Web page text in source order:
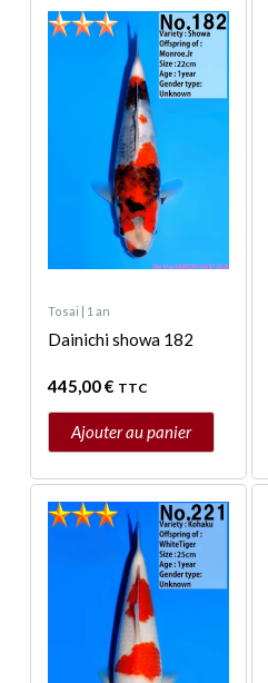
Tosai | 1 an
Dainichi showa 182
445,00€ TTC
Ajouter au panier